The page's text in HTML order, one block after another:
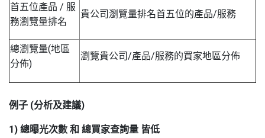
首五位產品 / 服
務瀏覽量排名
貴公司瀏覽量排名首五位的產品/服務
總瀏覽量(地區
分佈)
瀏覽貴公司/產品/服務的買家地區分佈
例子 (分析及建議)
1) 總曝光次數 和 總買家查詢量 皆低